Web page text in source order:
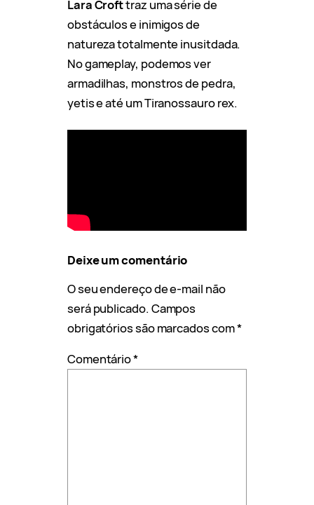
Lara Crofttraz uma série de
obstáculos e inimigos de
natureza totalmente inusitdada.
No gameplay, podemos ver
armadilhas, monstros de pedra,
yetis e até um Tiranossauro rex.
Deixe um comentário
O seu endereço de e-mail não
será publicado. Campos
obrigatórios são marcados com*
Comentário*